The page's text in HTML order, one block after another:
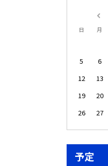
日 月
5
6
12
13
19
20
26
27
予定